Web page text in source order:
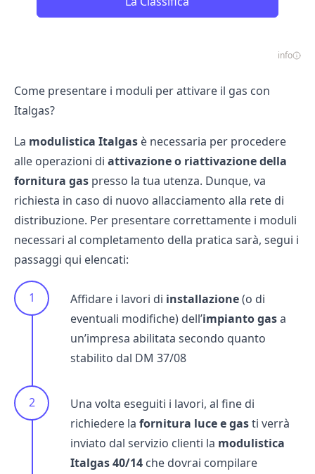
info
Come presentare i moduli per attivare il gas con
Italgas?
La modulistica Italgas è necessaria per procedere
alle operazioni di attivazione o riattivazione della
fornitura gas presso la tua utenza. Dunque, va
richiesta in caso di nuovo allacciamento alla rete di
distribuzione. Per presentare correttamente i moduli
necessari al completamento della pratica sarà, segui i
passaggi qui elencati:
Affidare i lavori di installazione(o di
eventuali modifiche) dell’impianto gasa
un’impresa abilitata secondo quanto
stabilito dal DM 37/08
Una volta eseguiti i lavori, al fine di
richiedere la fornitura luce e gasti verrà
inviato dal servizio clienti la modulistica
Italgas 40/14 che dovrai compilare